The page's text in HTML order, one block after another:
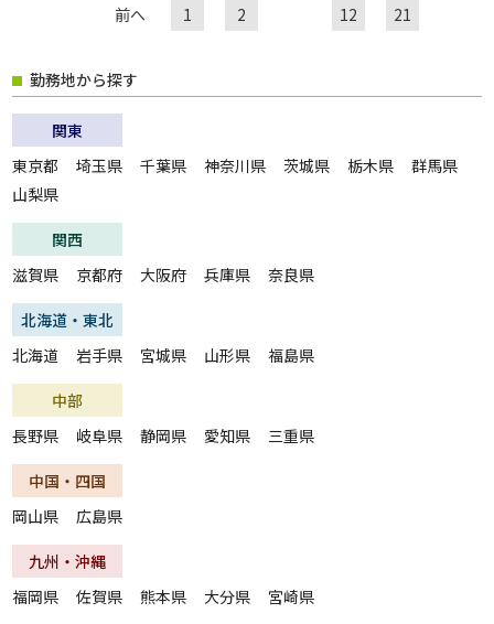
前へ
1 2 12 21
雇用形態
一般派遣
紹介
契約社員
無期雇用派遣
こだわり
未経験・初心者OK
大量募集
交通費支給
夜勤のお仕事
扶養内勤務OK
副業・WワークOK
即日勤務OK
履歴書不要
服装自由
バイク・車通勤OK
勤務地から探す
関東
東京都
埼玉県 千葉県 神奈川県 茨城県 栃木県
群馬県
山梨県
関西
滋賀県
京都府 大阪府 兵庫県 奈良県
北海道・東北
北海道
岩手県 宮城県 山形県 福島県
中部
長野県
岐阜県 静岡県 愛知県 三重県
中国・四国
岡山県
広島県
九州・沖縄
福岡県
佐賀県 熊本県 大分県 宮崎県